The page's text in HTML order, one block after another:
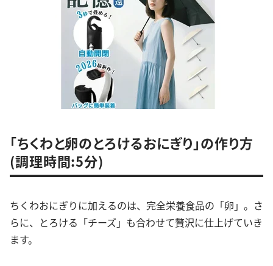
「ちくわと卵のとろけるおにぎり」の作り方
(調理時間:5分)
ちくわおにぎりに加えるのは、完全栄養食品の「卵」。さ
らに、とろける「チーズ」も合わせて贅沢に仕上げていき
ます。